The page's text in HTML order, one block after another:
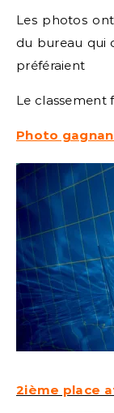
Les photos
du bureau qui
préféraient
Le classement
Photo
2ième place